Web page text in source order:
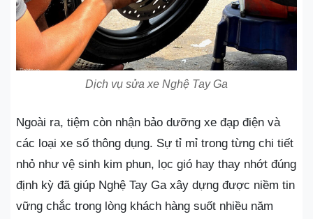
Dịch vụ sửa xe Nghệ Tay Ga
Ngoài ra, tiệm còn nhận bảo dưỡng xe đạp điện và
các loại xe số thông dụng. Sự tỉ mỉ trong từng chi tiết
nhỏ như vệ sinh kim phun, lọc gió hay thay nhớt đúng
định kỳ đã giúp Nghệ Tay Ga xây dựng được niềm tin
vững chắc trong lòng khách hàng suốt nhiều năm